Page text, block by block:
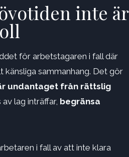
inte är
för arbetstagaren i fall där
sammanhang. Det gör
undantaget från rättslig
lag inträffar, begränsa
i fall av att inte klara